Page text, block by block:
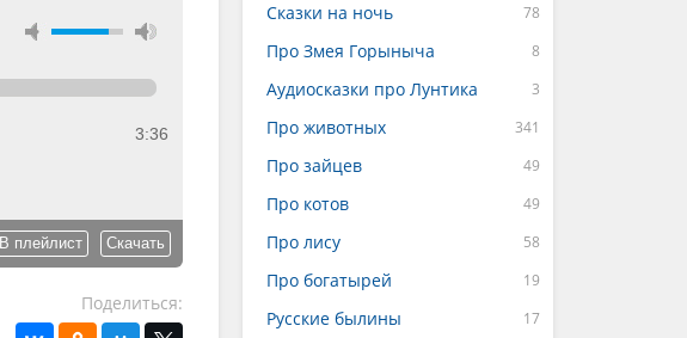
3:36
В плейлист Скачать
Поделиться:
Сказки на ночь
Про Змея Горыныча
Аудиосказки про Лунтика
Про животных
Про зайцев
Про котов
Про лису
Про богатырей
Русские былины